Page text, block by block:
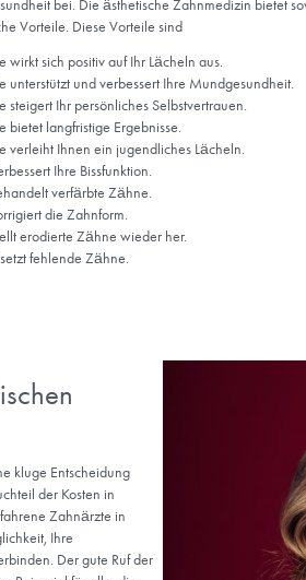
in der Türkei
die speziell darauf ausgerichtet
in der Regel mit einer ersten
beurteilt. Je nach Ihren Zielen
empfohlen werden.
um ein natürliches und
Welche